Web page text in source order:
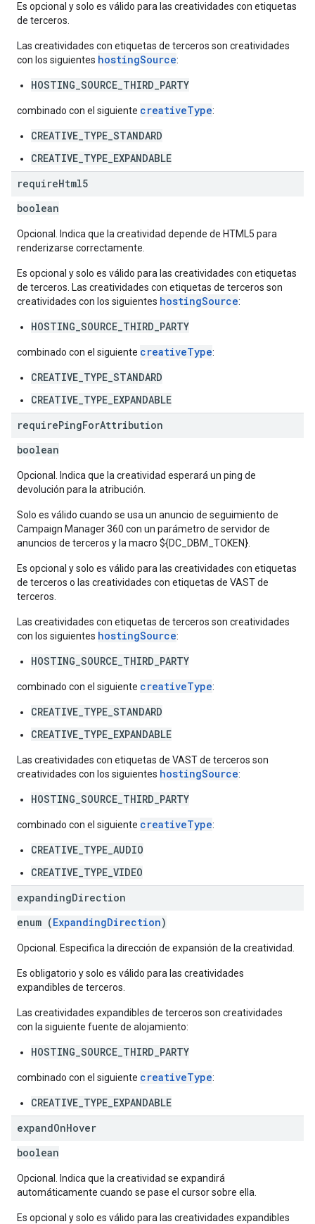
Es opcional y solo es válido para las creatividades con etiquetas
de terceros.
Las creatividades con etiquetas de terceros son creatividades
con los siguientes hostingSource:
HOSTING_SOURCE_THIRD_PARTY
combinado con el siguiente creativeType:
CREATIVE_TYPE_STANDARD
CREATIVE_TYPE_EXPANDABLE
requireHtml5
boolean
Opcional. Indica que la creatividad depende de HTML5 para
renderizarse correctamente.
Es opcional y solo es válido para las creatividades con etiquetas
de terceros. Las creatividades con etiquetas de terceros son
creatividades con los siguientes hostingSource:
HOSTING_SOURCE_THIRD_PARTY
combinado con el siguiente creativeType:
CREATIVE_TYPE_STANDARD
CREATIVE_TYPE_EXPANDABLE
requirePingForAttribution
boolean
Opcional. Indica que la creatividad esperará un ping de
devolución para la atribución.
Solo es válido cuando se usa un anuncio de seguimiento de
Campaign Manager 360 con un parámetro de servidor de
anuncios de terceros y la macro ${DC_DBM_TOKEN}.
Es opcional y solo es válido para las creatividades con etiquetas
de terceros o las creatividades con etiquetas de VAST de
terceros.
Las creatividades con etiquetas de terceros son creatividades
con los siguientes hostingSource:
HOSTING_SOURCE_THIRD_PARTY
combinado con el siguiente creativeType:
CREATIVE_TYPE_STANDARD
CREATIVE_TYPE_EXPANDABLE
Las creatividades con etiquetas de VAST de terceros son
creatividades con los siguientes hostingSource:
HOSTING_SOURCE_THIRD_PARTY
combinado con el siguiente creativeType:
CREATIVE_TYPE_AUDIO
CREATIVE_TYPE_VIDEO
expandingDirection
enum (ExpandingDirection)
Opcional. Especifica la dirección de expansión de la creatividad.
Es obligatorio y solo es válido para las creatividades
expandibles de terceros.
Las creatividades expandibles de terceros son creatividades
con la siguiente fuente de alojamiento:
HOSTING_SOURCE_THIRD_PARTY
combinado con el siguiente creativeType:
CREATIVE_TYPE_EXPANDABLE
expandOnHover
boolean
Opcional. Indica que la creatividad se expandirá
automáticamente cuando se pase el cursor sobre ella.
Es opcional y solo es válido para las creatividades expandibles